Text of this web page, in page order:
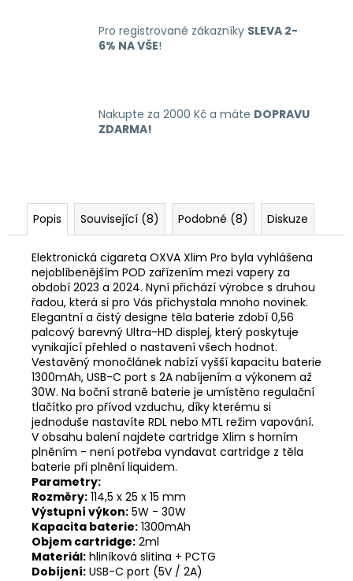
Pro registrované zákazníky SLEVA 2-
6% NA VŠE!
Nakupte za 2000 Kč a máte DOPRAVU
ZDARMA!
Popis Související (8) Podobné (8) Diskuze
Elektronická cigareta OXVA Xlim Pro byla vyhlášena
nejoblíbenějším POD zařízením mezi vapery za
období 2023 a 2024. Nyní přichází výrobce s druhou
řadou, která si pro Vás přichystala mnoho novinek.
Elegantní a čistý designe těla baterie zdobí 0,56
palcový barevný Ultra-HD displej, který poskytuje
vynikající přehled o nastavení všech hodnot.
Vestavěný monočlánek nabízí vyšší kapacitu baterie
1300mAh, USB-C port s 2A nabíjením a výkonem až
30W. Na boční straně baterie je umístěno regulační
tlačítko pro přívod vzduchu, díky kterému si
jednoduše nastavíte RDL nebo MTL režim vapování.
V obsahu balení najdete cartridge Xlim s horním
plněním - není potřeba vyndavat cartridge z těla
baterie při plnění liquidem.
Parametry:
Rozměry: 114,5 x 25 x 15 mm
Výstupní výkon: 5W - 30W
Kapacita baterie: 1300mAh
Objem cartridge: 2ml
Materiál: hliníková slitina + PCTG
Dobíjení: USB-C port (5V / 2A)